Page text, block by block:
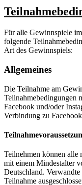
Für alle Gewinnspiele
folgende
Art des Gewinnspiels:
Allgemeines
Die Teilnahme am
Teilnahmebedingungen
Facebook und/oder
Verbindung zu
Teilnehmen können alle
mit einem Mindestalter
Deutschland.
Teilnahme